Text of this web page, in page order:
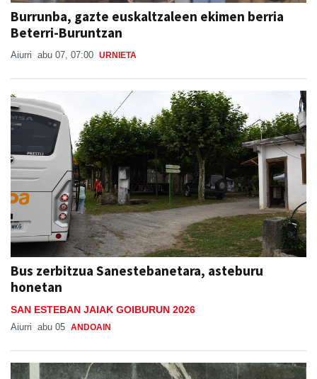
Burrunba, gazte euskaltzaleen ekimen berria
Beterri-Buruntzan
Aiurri abu 07, 07:00 URNIETA
Bus zerbitzua Sanestebanetara, asteburu
honetan
SAN ESTEBAN JAIAK GOIBURUN 2026
Aiurri abu 05 ANDOAIN